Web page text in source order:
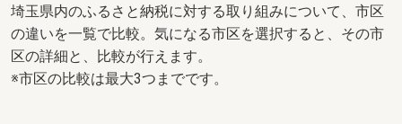
埼玉県内のふるさと納税に対する取り組みについて、市区
の違いを一覧で比較。気になる市区を選択すると、その市
区の詳細と、比較が行えます。
※市区の比較は最大3つまでです。